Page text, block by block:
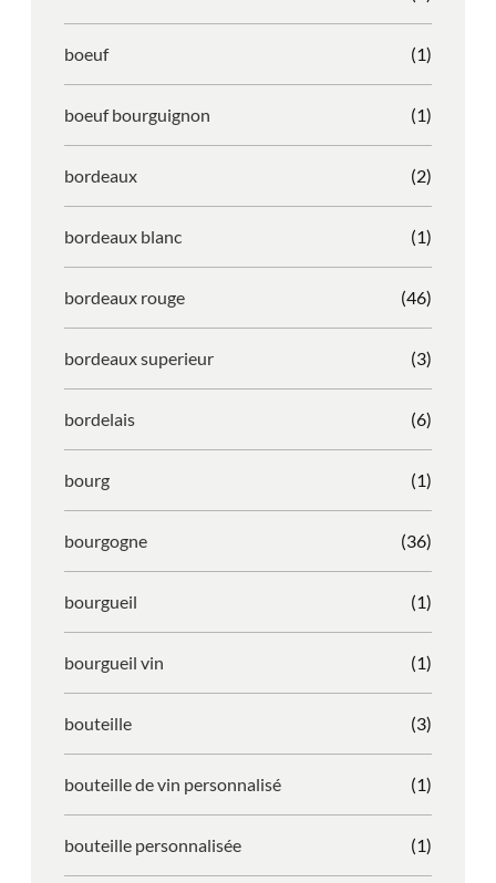
boeuf (1)
boeuf bourguignon (1)
bordeaux (2)
bordeaux blanc (1)
bordeaux rouge (46)
bordeaux superieur (3)
bordelais (6)
bourg (1)
bourgogne (36)
bourgueil (1)
bourgueil vin (1)
bouteille (3)
bouteille de vin personnalisé (1)
bouteille personnalisée (1)